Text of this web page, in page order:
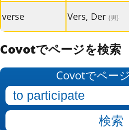
verse Vers, Der {男}
Covotでページを検索
Covotでペー